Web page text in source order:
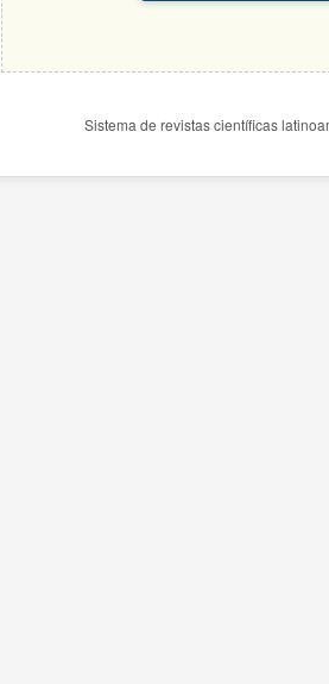
Sistema de revistas científicas